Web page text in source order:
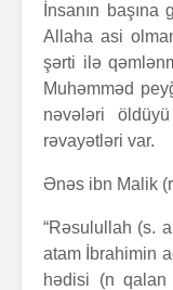
İnsanın
Allaha asi
şərti ilə
Muhəmməd
nəvələri
rəvayətləri var.
Ənəs ibn Malik
“Rəsulullah (s.
atam İbrahimin
hədisi (n